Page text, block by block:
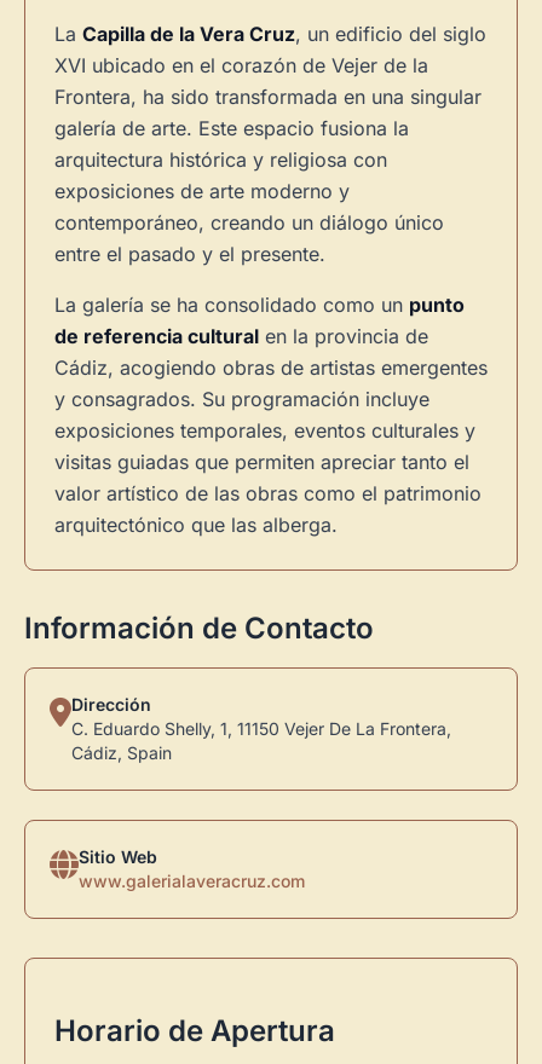
La Capilla de la Vera Cruz, un edificio del siglo
XVI ubicado en el corazón de Vejer de la
Frontera, ha sido transformada en una singular
galería de arte. Este espacio fusiona la
arquitectura histórica y religiosa con
exposiciones de arte moderno y
contemporáneo, creando un diálogo único
entre el pasado y el presente.
La galería se ha consolidado como un punto
de referencia cultural en la provincia de
Cádiz, acogiendo obras de artistas emergentes
y consagrados. Su programación incluye
exposiciones temporales, eventos culturales y
visitas guiadas que permiten apreciar tanto el
valor artístico de las obras como el patrimonio
arquitectónico que las alberga.
Información de Contacto
Dirección
C. Eduardo Shelly, 1, 11150 Vejer De La Frontera,
Cádiz, Spain
Sitio Web
www.galerialaveracruz.com
Horario de Apertura